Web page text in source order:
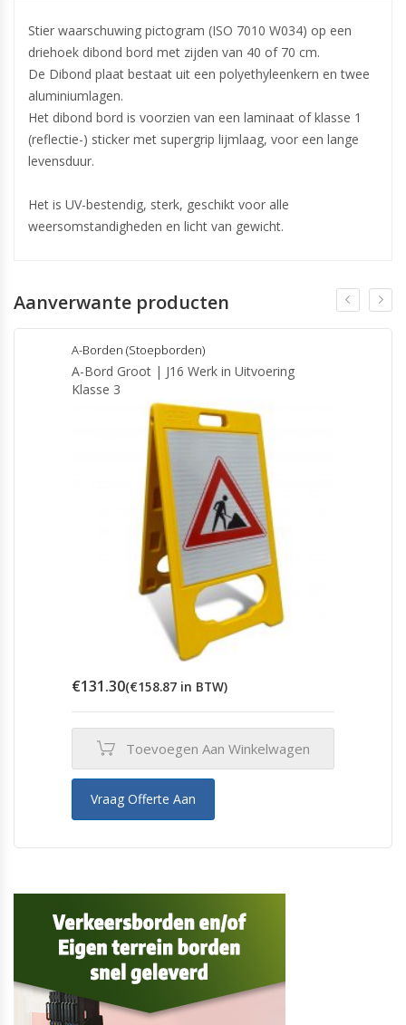
Stier waarschuwing pictogram (ISO 7010 W034) op een
driehoek dibond bord met zijden van 40 of 70 cm.
De Dibond plaat bestaat uit een polyethyleenkern en twee
aluminiumlagen.
Het dibond bord is voorzien van een laminaat of klasse 1
(reflectie-) sticker met supergrip lijmlaag, voor een lange
levensduur.
Het is UV-bestendig, sterk, geschikt voor alle
weersomstandigheden en licht van gewicht.
Aanverwante producten
A-Borden (Stoepborden)
A-Bord Groot | J16 Werk in Uitvoering
Klasse 3
€131.30(€158.87 in BTW)
Toevoegen Aan Winkelwagen
Vraag Offerte Aan